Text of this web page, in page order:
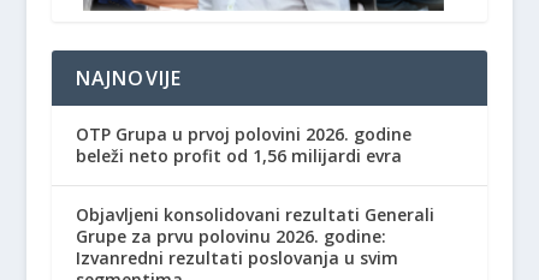
NAJNOVIJE
OTP Grupa u prvoj polovini 2026. godine
beleži neto profit od 1,56 milijardi evra
Objavljeni konsolidovani rezultati Generali
Grupe za prvu polovinu 2026. godine:
Izvanredni rezultati poslovanja u svim